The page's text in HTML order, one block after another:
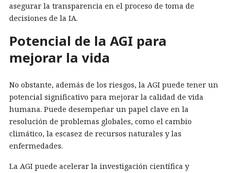
asegurar la transparencia en el proceso de toma de
decisiones de la IA.
Potencial de la AGI para
mejorar la vida
No obstante, además de los riesgos, la AGI puede tener un
potencial significativo para mejorar la calidad de vida
humana. Puede desempeñar un papel clave en la
resolución de problemas globales, como el cambio
climático, la escasez de recursos naturales y las
enfermedades.
La AGI puede acelerar la investigación científica y